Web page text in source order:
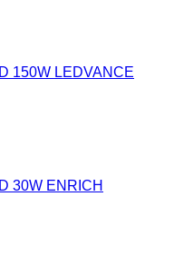
150W LEDVANCE
30W ENRICH